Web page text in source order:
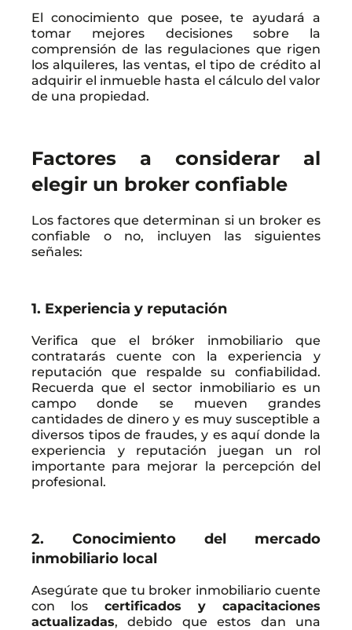
El conocimiento que posee, te ayudará a
tomar mejores decisiones sobre la
comprensión de las regulaciones que rigen
los alquileres, las ventas, el tipo de crédito al
adquirir el inmueble hasta el cálculo del valor
de una propiedad.
Factores a considerar al
elegir un broker confiable
Los factores que determinan si un broker es
confiable o no, incluyen las siguientes
señales:
1. Experiencia y reputación
Verifica que el bróker inmobiliario que
contratarás cuente con la experiencia y
reputación que respalde su confiabilidad.
Recuerda que el sector inmobiliario es un
campo donde se mueven grandes
cantidades de dinero y es muy susceptible a
diversos tipos de fraudes, y es aquí donde la
experiencia y reputación juegan un rol
importante para mejorar la percepción del
profesional.
2. Conocimiento del mercado
inmobiliario local
Asegúrate que tu broker inmobiliario cuente
con los certificados y capacitaciones
actualizadas, debido que estos dan una